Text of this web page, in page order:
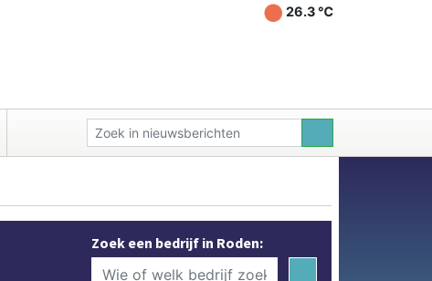
26.3 ℃
Zoek een bedrijf in Roden: